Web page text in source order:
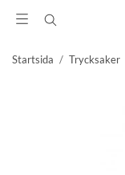
Startsida / Trycksaker